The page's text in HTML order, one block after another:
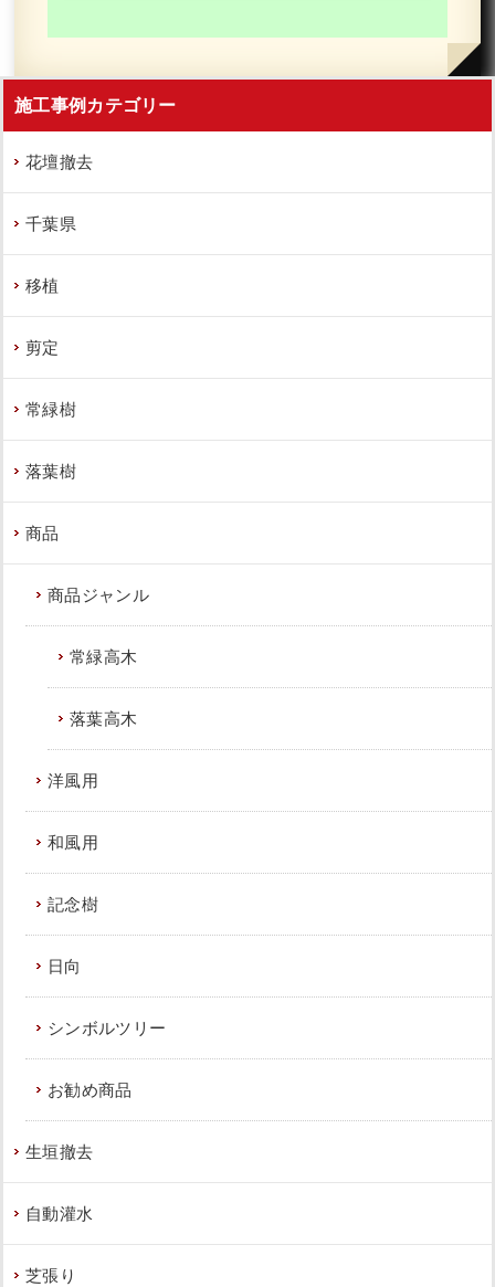
施工事例カテゴリー
花壇撤去
千葉県
移植
剪定
常緑樹
落葉樹
商品
商品ジャンル
常緑高木
落葉高木
洋風用
和風用
記念樹
日向
シンボルツリー
お勧め商品
生垣撤去
自動灌水
芝張り